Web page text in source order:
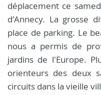
déplacement ce
d'Annecy. La grosse
place de parking. Le
nous a permis de
jardins de l'Europe.
orienteurs des deux
circuits dans la vieille